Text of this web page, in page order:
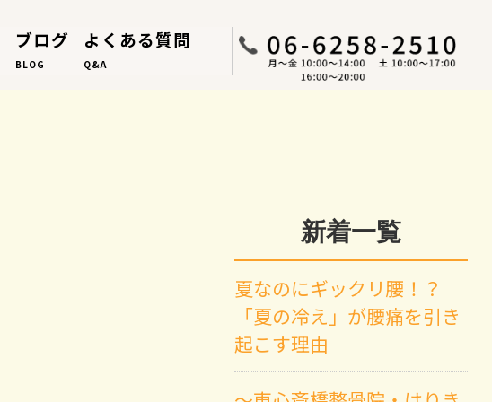
ブログ
BLOG
よくある質問
Q&A
新着一覧
夏なのにギックリ腰！？
「夏の冷え」が腰痛を引き
起こす理由